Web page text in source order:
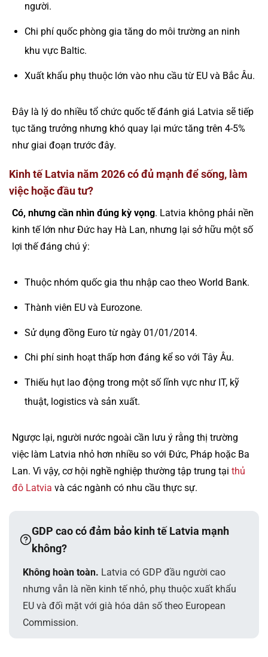
người.
Chi phí quốc phòng gia tăng do môi trường an ninh
khu vực Baltic.
Xuất khẩu phụ thuộc lớn vào nhu cầu từ EU và Bắc Âu.
Đây là lý do nhiều tổ chức quốc tế đánh giá Latvia sẽ tiếp
tục tăng trưởng nhưng khó quay lại mức tăng trên 4-5%
như giai đoạn trước đây.
Kinh tế Latvia năm 2026 có đủ mạnh để sống, làm
việc hoặc đầu tư?
Có, nhưng cần nhìn đúng kỳ vọng. Latvia không phải nền
kinh tế lớn như Đức hay Hà Lan, nhưng lại sở hữu một số
lợi thế đáng chú ý:
Thuộc nhóm quốc gia thu nhập cao theo World Bank.
Thành viên EU và Eurozone.
Sử dụng đồng Euro từ ngày 01/01/2014.
Chi phí sinh hoạt thấp hơn đáng kể so với Tây Âu.
Thiếu hụt lao động trong một số lĩnh vực như IT, kỹ
thuật, logistics và sản xuất.
Ngược lại, người nước ngoài cần lưu ý rằng thị trường
việc làm Latvia nhỏ hơn nhiều so với Đức, Pháp hoặc Ba
Lan. Vì vậy, cơ hội nghề nghiệp thường tập trung tại thủ
đô Latvia và các ngành có nhu cầu thực sự.
GDP cao có đảm bảo kinh tế Latvia mạnh
không?
Không hoàn toàn. Latvia có GDP đầu người cao
nhưng vẫn là nền kinh tế nhỏ, phụ thuộc xuất khẩu
EU và đối mặt với già hóa dân số theo European
Commission.